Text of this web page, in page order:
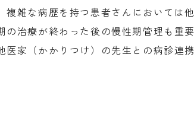
複雑な病歴を持つ患者さんにおいては
治療が終わった後の慢性期管理も重
医家（かかりつけ）の先生との病診連